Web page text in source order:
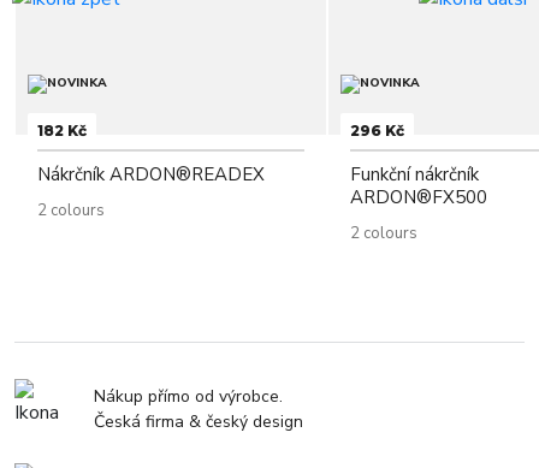
182 Kč
Nákrčník ARDON®READEX
2 colours
296 Kč
Funkční nákrčník
ARDON®FX500
2 colours
Nákup přímo od výrobce.
Česká firma & český design